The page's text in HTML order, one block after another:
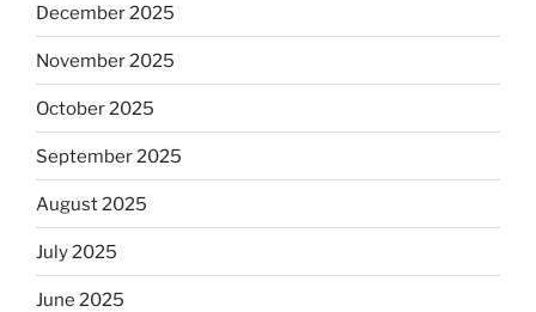
December 2025
November 2025
October 2025
September 2025
August 2025
July 2025
June 2025